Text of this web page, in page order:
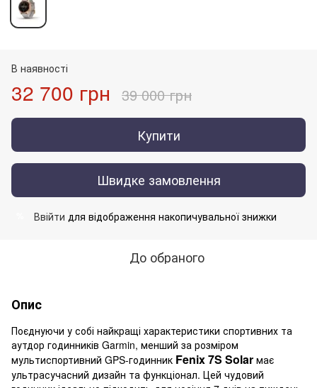
В наявності
32 700 грн 39 000 грн
Купити
Швидке замовлення
Ввійти для відображення накопичувальної знижки
До обраного
Опис
Поєднуючи у собі найкращі характеристики спортивних та
аутдор годинників Garmin, менший за розміром
мультиспортивний GPS-годинник Fenix 7S Solar має
ультрасучасний дизайн та функціонал. Цей чудовий